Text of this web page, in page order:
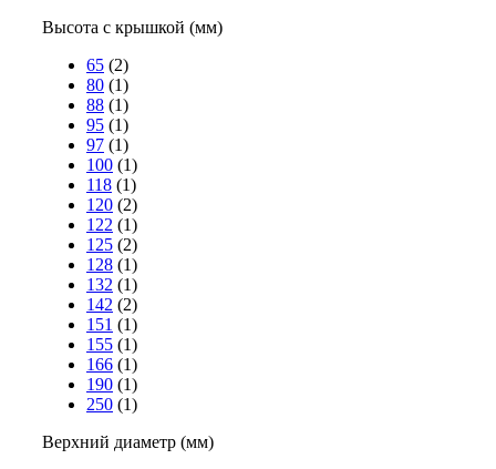
Высота с крышкой (мм)
65 (2)
80 (1)
88 (1)
95 (1)
97 (1)
100 (1)
118 (1)
120 (2)
122 (1)
125 (2)
128 (1)
132 (1)
142 (2)
151 (1)
155 (1)
166 (1)
190 (1)
250 (1)
Верхний диаметр (мм)